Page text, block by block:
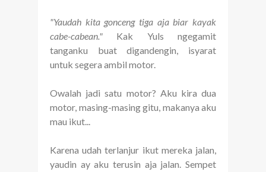
"Yaudah kita gonceng tiga aja biar kayak
cabe-cabean." Kak Yuls ngegamit
tanganku buat digandengin, isyarat
untuk segera ambil motor.
Owalah jadi satu motor? Aku kira dua
motor, masing-masing gitu, makanya aku
mau ikut...
Karena udah terlanjur ikut mereka jalan,
yaudin ay aku terusin aja jalan. Sempet